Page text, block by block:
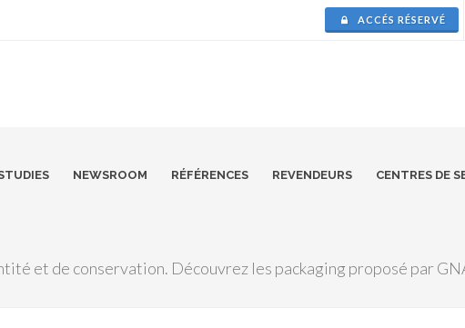
ACCÉS RÉSERVÉ
NEWSROOM RÉFÉRENCES REVENDEURS CENTRES DE
et de conservation. Découvrez les packaging proposé par